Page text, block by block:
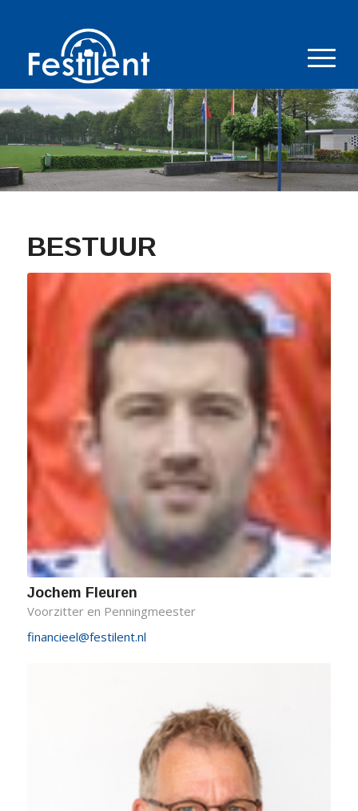
BESTUUR
Jochem Fleuren
Voorzitter en Penningmeester
financieel@festilent.nl